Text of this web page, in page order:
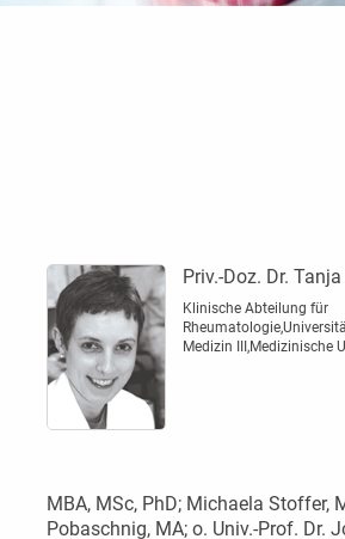
Priv.-Doz. Dr.
Klinische Abteilung für
Medizin III,Medizinische
MBA, MSc, PhD; Michaela Stoffer,
Pobaschnig, MA; o. Univ.-Prof. Dr.